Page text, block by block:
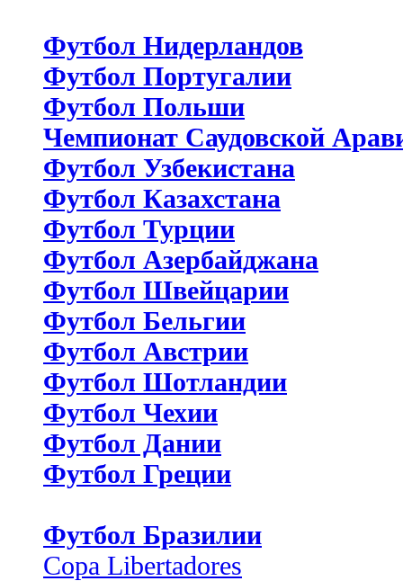
Футбол Нидерландов
Футбол Португалии
Футбол Польши
Чемпионат Саудовской
Футбол Узбекистана
Футбол Казахстана
Футбол Турции
Футбол Азербайджана
Футбол Швейцарии
Футбол Бельгии
Футбол Австрии
Футбол Шотландии
Футбол Чехии
Футбол Дании
Футбол Греции
Футбол Бразилии
Copa Libertadores